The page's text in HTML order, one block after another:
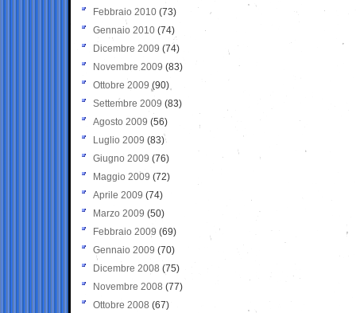
Febbraio 2010 (73)
Gennaio 2010 (74)
Dicembre 2009 (74)
Novembre 2009 (83)
Ottobre 2009 (90)
Settembre 2009 (83)
Agosto 2009 (56)
Luglio 2009 (83)
Giugno 2009 (76)
Maggio 2009 (72)
Aprile 2009 (74)
Marzo 2009 (50)
Febbraio 2009 (69)
Gennaio 2009 (70)
Dicembre 2008 (75)
Novembre 2008 (77)
Ottobre 2008 (67)